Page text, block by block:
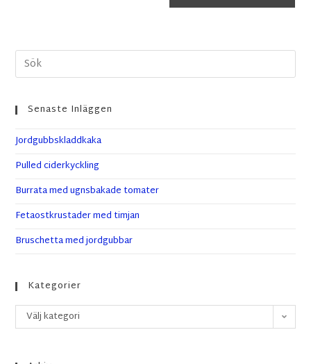
Senaste Inläggen
Jordgubbskladdkaka
Pulled ciderkyckling
Burrata med ugnsbakade tomater
Fetaostkrustader med timjan
Bruschetta med jordgubbar
Kategorier
Välj kategori